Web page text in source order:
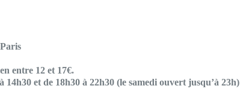
entre 12 et 17€.
14h30 et de 18h30 à 22h30 (le samedi ouvert jusqu’à 23h)